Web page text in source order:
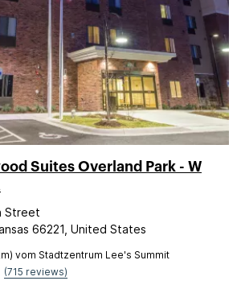
Suites Overland Park - W
Street
66221, United States
vom Stadtzentrum Lee's Summit
(715 reviews)